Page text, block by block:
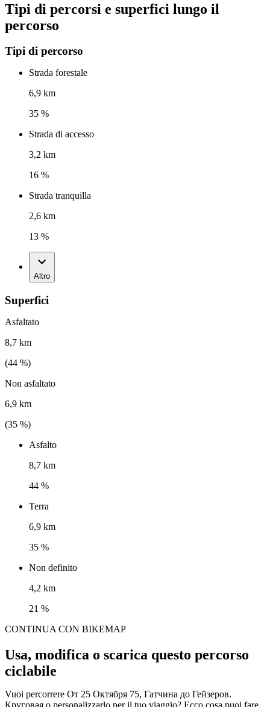
Tipi di percorsi e superfici lungo il
percorso
Tipi di percorso
Strada forestale
6,9 km
35 %
Strada di accesso
3,2 km
16 %
Strada tranquilla
2,6 km
13 %
Altro
Superfici
Asfaltato
8,7 km
(44 %)
Non asfaltato
6,9 km
(35 %)
Asfalto
8,7 km
44 %
Terra
6,9 km
35 %
Non definito
4,2 km
21 %
CONTINUA CON BIKEMAP
Usa, modifica o scarica questo percorso
ciclabile
Vuoi percorrere От 25 Октября 75, Гатчина до Гейзеров.
Круговая o personalizzarlo per il tuo viaggio? Ecco cosa puoi fare